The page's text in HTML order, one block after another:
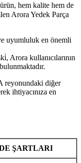
hem kalite hem de
Arora Yedek Parça
uyumluluk en önemli
Arora kullanıcılarının
reyonundaki diğer
ihtiyacınıza en
ŞARTLARI